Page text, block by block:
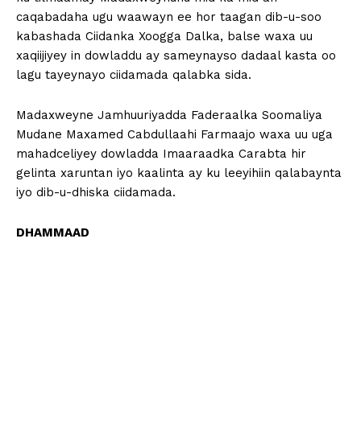
caqabadaha ugu waawayn ee hor taagan dib-u-soo
kabashada Ciidanka Xoogga Dalka, balse waxa uu
xaqiijiyey in dowladdu ay sameynayso dadaal kasta oo
lagu tayeynayo ciidamada qalabka sida.
Madaxweyne Jamhuuriyadda Faderaalka Soomaliya
Mudane Maxamed Cabdullaahi Farmaajo waxa uu uga
mahadceliyey dowladda Imaaraadka Carabta hir
gelinta xaruntan iyo kaalinta ay ku leeyihiin qalabaynta
iyo dib-u-dhiska ciidamada.
DHAMMAAD